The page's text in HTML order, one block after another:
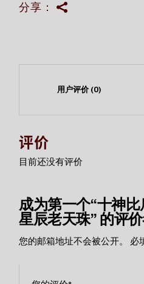
分享：
用户评价 (0)
评价
目前还没有评价
成为第一个“十神
星辰老天珠” 的评
您的邮箱地址不会被公开。 必